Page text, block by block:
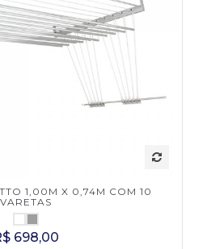
1,00M X 0,74M COM 10
VARETAS
698,00